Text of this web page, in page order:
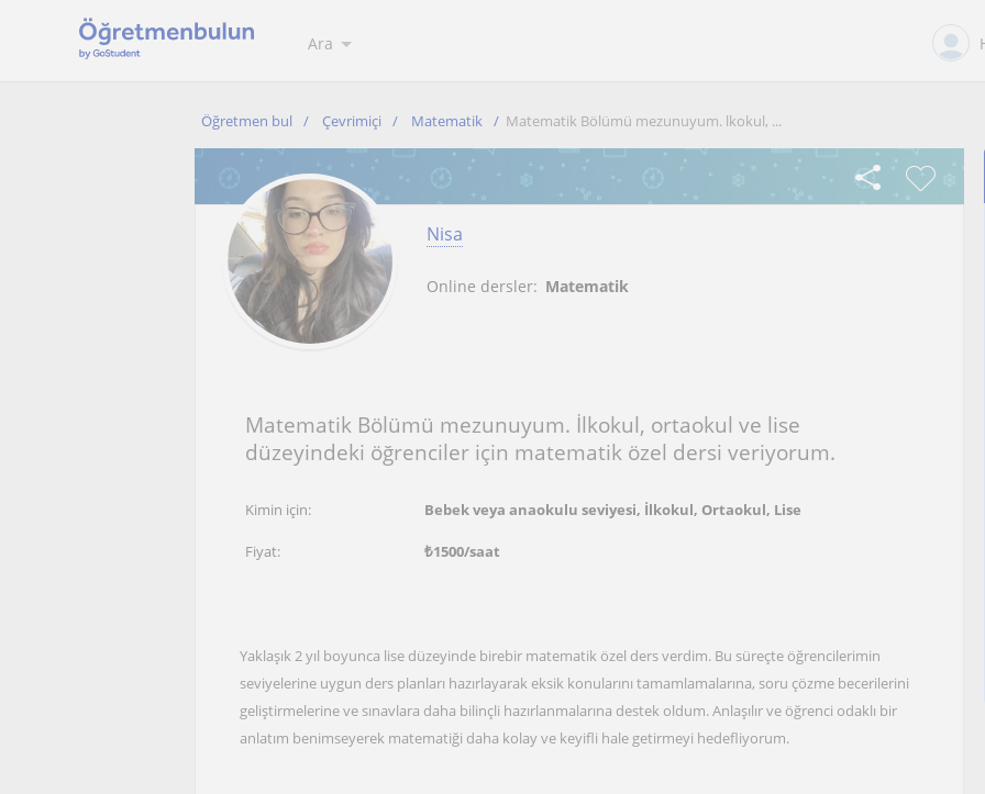
Ara
Öğretmen bul Çevrimiçi Matematik Matematik Bölümü mezunuyum. lkokul, ...
Nisa
Online dersler: Matematik
Matematik Bölümü mezunuyum. İlkokul, ortaokul ve lise
düzeyindeki öğrenciler için matematik özel dersi veriyorum.
Kimin için: Bebek veya anaokulu seviyesi, İlkokul, Ortaokul, Lise
Fiyat: ₺1500/saat
Yaklaşık 2 yıl boyunca lise düzeyinde birebir matematik özel ders verdim. Bu süreçte öğrencilerimin
seviyelerine uygun ders planları hazırlayarak eksik konularını tamamlamalarına, soru çözme becerilerini
geliştirmelerine ve sınavlara daha bilinçli hazırlanmalarına destek oldum. Anlaşılır ve öğrenci odaklı bir
anlatım benimseyerek matematiği daha kolay ve keyifli hale getirmeyi hedefliyorum.